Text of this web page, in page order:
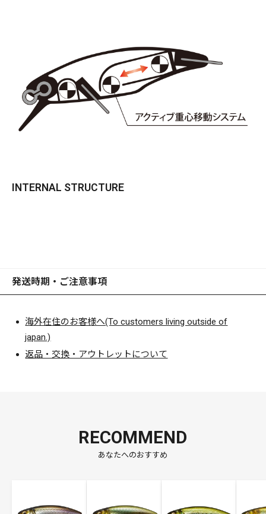
INTERNAL STRUCTURE
発送時期・ご注意事項
海外在住のお客様へ(To customers living outside of
japan.)
返品・交換・アウトレットについて
RECOMMEND
あなたへのおすすめ